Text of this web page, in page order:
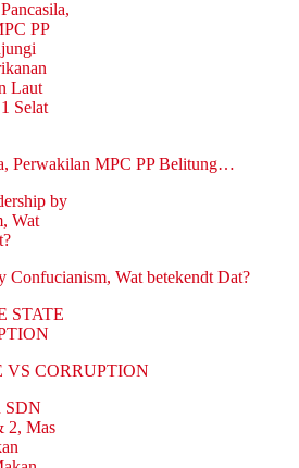
Perwakilan MPC PP Belitung…
Confucianism, Wat betekendt Dat?
VS CORRUPTION